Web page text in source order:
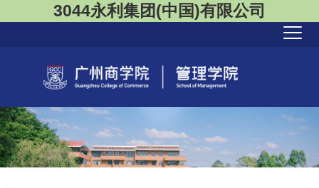
3044永利集团(中国)有限公司